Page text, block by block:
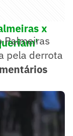
x
Palmeiras
pela derrota